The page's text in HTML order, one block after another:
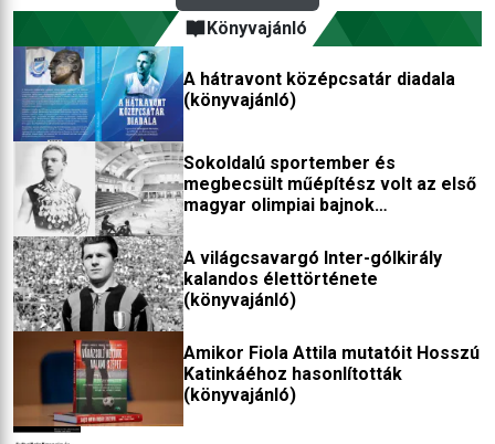
Könyvajánló
A hátravont középcsatár diadala
(könyvajánló)
Sokoldalú sportember és
megbecsült műépítész volt az első
magyar olimpiai bajnok
(könyvajánló)
A világcsavargó Inter-gólkirály
kalandos élettörténete
(könyvajánló)
Amikor Fiola Attila mutatóit Hosszú
Katinkáéhoz hasonlították
(könyvajánló)